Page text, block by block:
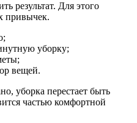
результат. Для этого
привычек.
уборку;
вещей.
уборка перестает быть
частью комфортной